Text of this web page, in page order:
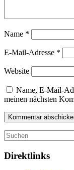
Name *
E-Mail-Adresse *
Website
Name, E-Mail-
meinen nächsten
Direktlinks